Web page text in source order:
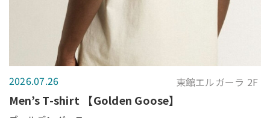
2026.07.26 東館エルガーラ 2F
Men’s T-shirt 【Golden Goose】